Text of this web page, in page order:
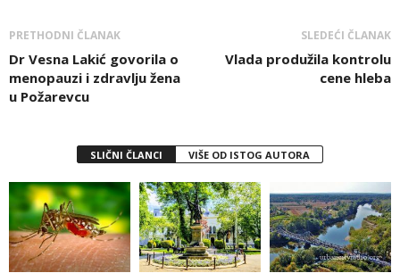
PRETHODNI ČLANAK
Dr Vesna Lakić govorila o
menopauzi i zdravlju žena
u Požarevcu
SLEDEĆI ČLANAK
Vlada produžila kontrolu
cene hleba
SLIČNI ČLANCI VIŠE OD ISTOG AUTORA